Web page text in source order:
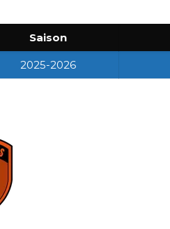
Saison
2025-2026